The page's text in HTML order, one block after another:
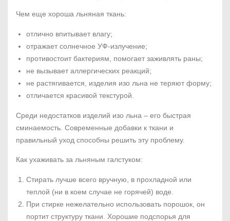
Чем еще хороша льняная ткань:
отлично впитывает влагу;
отражает солнечное УФ-излучение;
противостоит бактериям, помогает заживлять раны;
не вызывает аллергических реакций;
не растягивается, изделия изо льна не теряют форму;
отличается красивой текстурой.
Среди недостатков изделий изо льна – его быстрая
сминаемость. Современные добавки к ткани и
правильный уход способны решить эту проблему.
Как ухаживать за льняным галстуком:
Стирать лучше всего вручную, в прохладной или
теплой (ни в коем случае не горячей) воде.
При стирке нежелательно использовать порошок, он
портит структуру ткани. Хорошие подспорья для